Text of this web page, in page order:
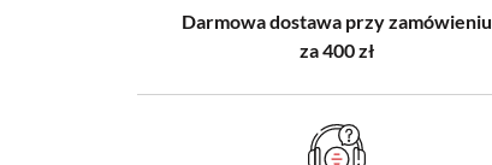
Darmowa dostawa przy zamówieniu
za 400 zł